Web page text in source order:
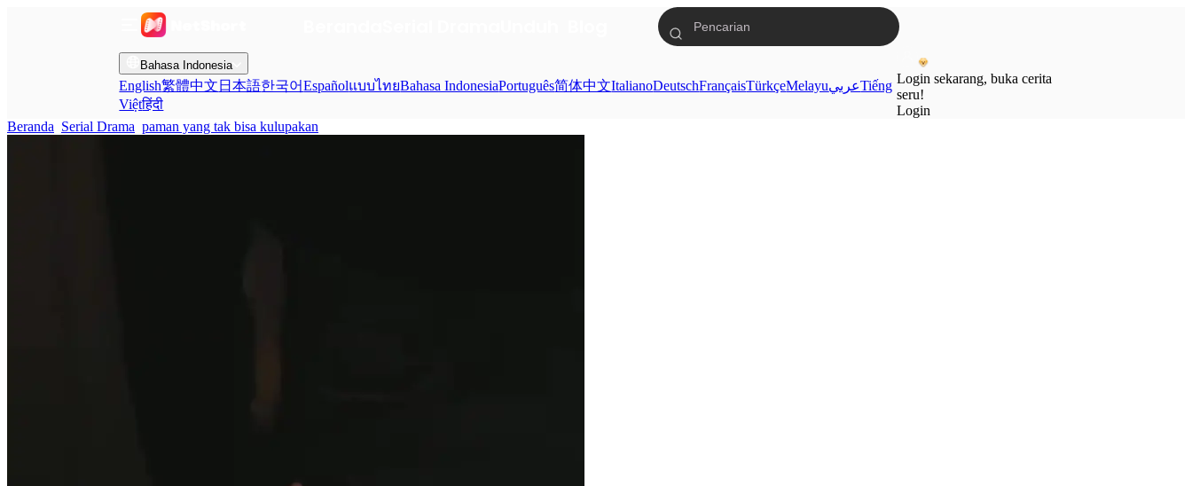
Bahasa Indonesia
English繁體中文 日本語한국어EspañolแบบไทยBahasa IndonesiaPortuguês简体中文ItalianoDeutschFrançaisTürkçeMelayuعربيTiếng
Việtहिंदी
Login sekarang, buka cerita
seru!
Login
Beranda Serial Drama paman yang tak bisa kulupakan